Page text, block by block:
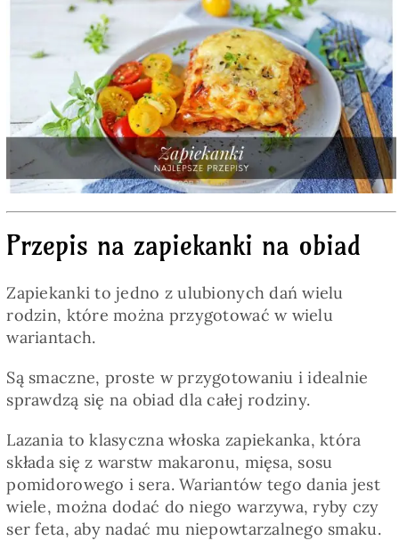
Święta
Napoje
Pieczywo
Przetwory
Posiłki
Zdrowo i fit
Polski
Przepis na zapiekanki na obiad
Zapiekanki to jedno z ulubionych dań wielu
rodzin, które można przygotować w wielu
wariantach.
Są smaczne, proste w przygotowaniu i idealnie
sprawdzą się na obiad dla całej rodziny.
Lazania to klasyczna włoska zapiekanka, która
składa się z warstw makaronu, mięsa, sosu
pomidorowego i sera. Wariantów tego dania jest
wiele, można dodać do niego warzywa, ryby czy
ser feta, aby nadać mu niepowtarzalnego smaku.